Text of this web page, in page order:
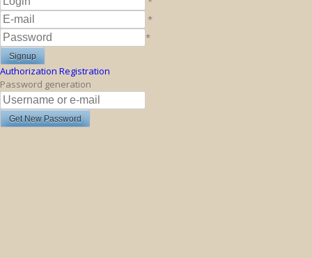
*
*
Authorization Registration
Password generation